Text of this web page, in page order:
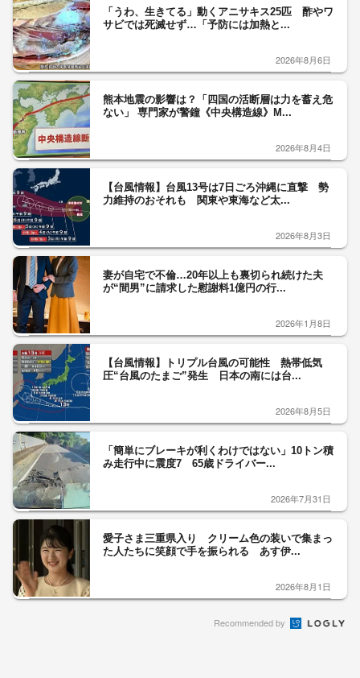
「うわ、生きてる」動くアニサキス25匹 酢やワ
サビでは死滅せず…「予防には加熱と...
2026年8月6日
熊本地震の影響は？「四国の活断層は力を蓄え危
ない」 専門家が警鐘《中央構造線》M...
2026年8月4日
【台風情報】台風13号は7日ごろ沖縄に直撃 勢
力維持のおそれも 関東や東海など太...
2026年8月3日
妻が自宅で不倫…20年以上も裏切られ続けた夫
が“間男”に請求した慰謝料1億円の行...
2026年1月8日
【台風情報】トリプル台風の可能性 熱帯低気
圧“台風のたまご”発生 日本の南には台...
2026年8月5日
「簡単にブレーキが利くわけではない」10トン積
み走行中に震度7 65歳ドライバー...
2026年7月31日
愛子さま三重県入り クリーム色の装いで集まっ
た人たちに笑顔で手を振られる あす伊...
2026年8月1日
Recommended by